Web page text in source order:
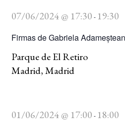
Firmas de Gabriela
07/06/2024 @ 17:30 - 19:30
Parque de El Retiro
Madrid, Madrid
01/06/2024 @ 17:00 - 18:00